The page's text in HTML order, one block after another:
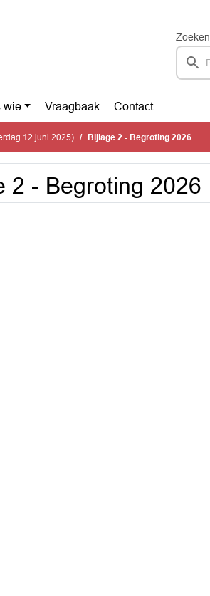
Zoeken
wie Vraagbaak Contact
12 juni 2025) Bijlage 2 - Begroting 2026
2 - Begroting 2026